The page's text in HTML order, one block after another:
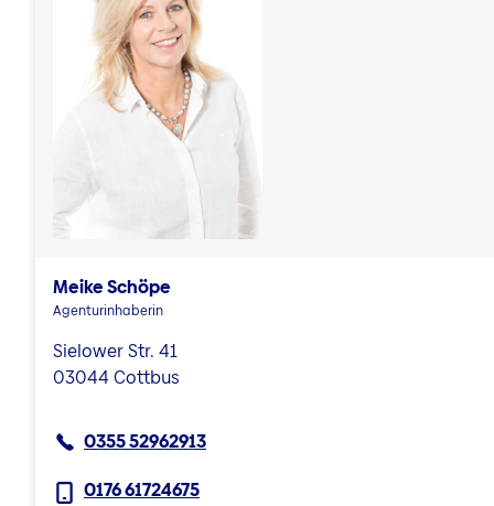
Meike Schöpe
Agenturinhaberin
Sielower Str. 41
03044 Cottbus
0355 52962913
0176 61724675